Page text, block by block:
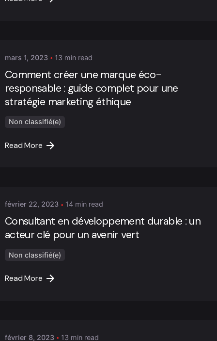
mars 1, 2023 13 min read
Comment créer une marque éco-
responsable : guide complet pour une
stratégie marketing éthique
Non classifié(e)
Read More
février 22, 2023 14 min read
Consultant en développement durable : un
acteur clé pour un avenir vert
Non classifié(e)
Read More
février 8, 2023 13 min read